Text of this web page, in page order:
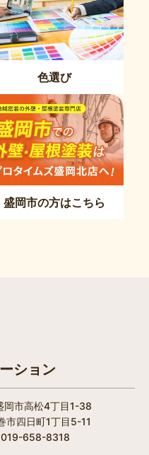
色選び
盛岡市の方はこちら
ション
岡市高松4丁目1-38​
市四日町1丁目5-11
658-8318